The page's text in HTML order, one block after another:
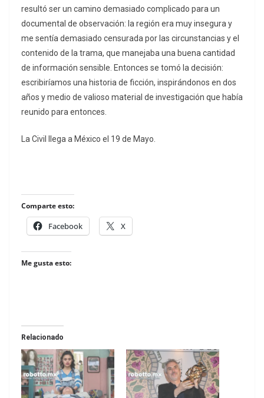
resultó ser un camino demasiado complicado para un
documental de observación: la región era muy insegura y
me sentía demasiado censurada por las circunstancias y el
contenido de la trama, que manejaba una buena cantidad
de información sensible. Entonces se tomó la decisión:
escribiríamos una historia de ficción, inspirándonos en dos
años y medio de valioso material de investigación que había
reunido para entonces.
La Civil llega a México el 19 de Mayo.
Comparte esto:
Facebook X
Me gusta esto:
Relacionado